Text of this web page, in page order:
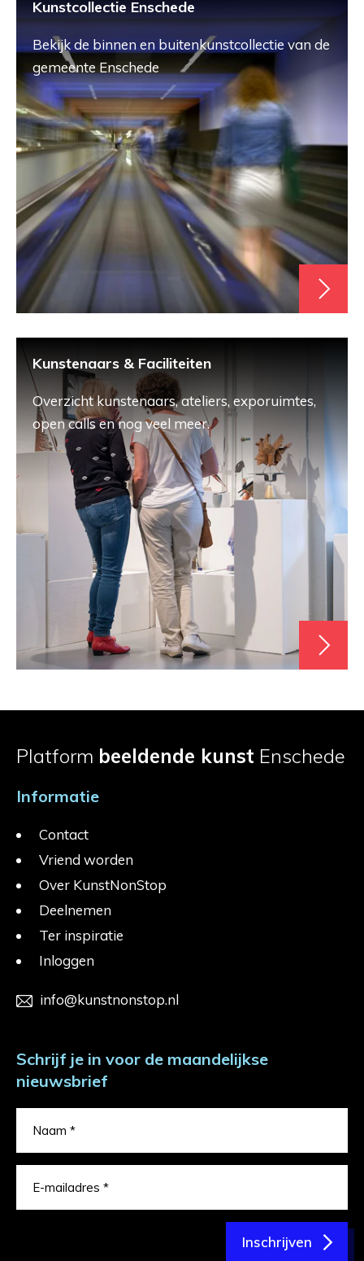
Kunstcollectie Enschede
Bekijk de binnen en buitenkunstcollectie van de
gemeente Enschede
Kunstenaars & Faciliteiten
Overzicht kunstenaars, ateliers, exporuimtes,
open calls en nog veel meer.
Platform beeldende kunst Enschede
Informatie
Contact
Vriend worden
Over KunstNonStop
Deelnemen
Ter inspiratie
Inloggen
info@kunstnonstop.nl
Schrijf je in voor de maandelijkse
nieuwsbrief
Inschrijven